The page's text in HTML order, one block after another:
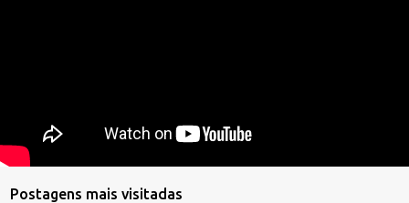
Postagens mais visitadas